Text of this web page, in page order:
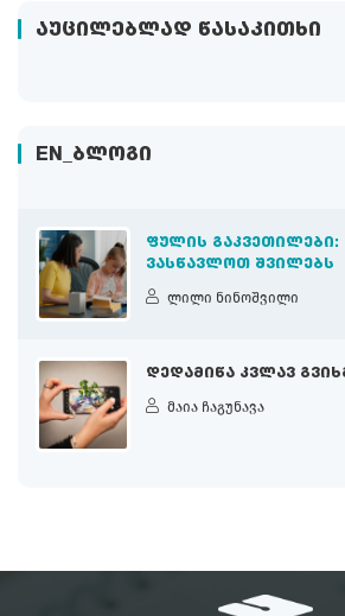
ᲐᲣᲪᲘᲚᲔᲑᲚᲐᲓ ᲬᲐᲡᲐᲙᲘᲗᲮᲘ
EN_ᲑᲚᲝᲒᲘ
ᲤᲣᲚᲘᲡ
ᲕᲐᲡᲬᲐᲕᲚᲝᲗ ᲨᲕᲘᲚᲔᲑᲡ
ლილი ნინოშვილი
ᲓᲔᲓᲐᲛᲘᲬᲐ ᲙᲕᲚᲐᲕ
მაია ჩაგუნავა